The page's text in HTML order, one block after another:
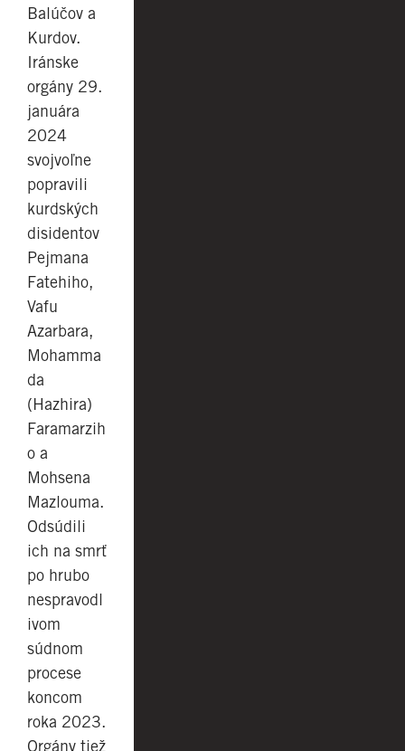
Balúčov a
Kurdov.
Iránske
orgány 29.
januára
2024
svojvoľne
popravili
kurdských
disidentov
Pejmana
Fatehiho,
Vafu
Azarbara,
Mohamma
da
(Hazhira)
Faramarzih
o a
Mohsena
Mazlouma.
Odsúdili
ich na smrť
po hrubo
nespravodl
ivom
súdnom
procese
koncom
roka 2023.
Orgány tiež